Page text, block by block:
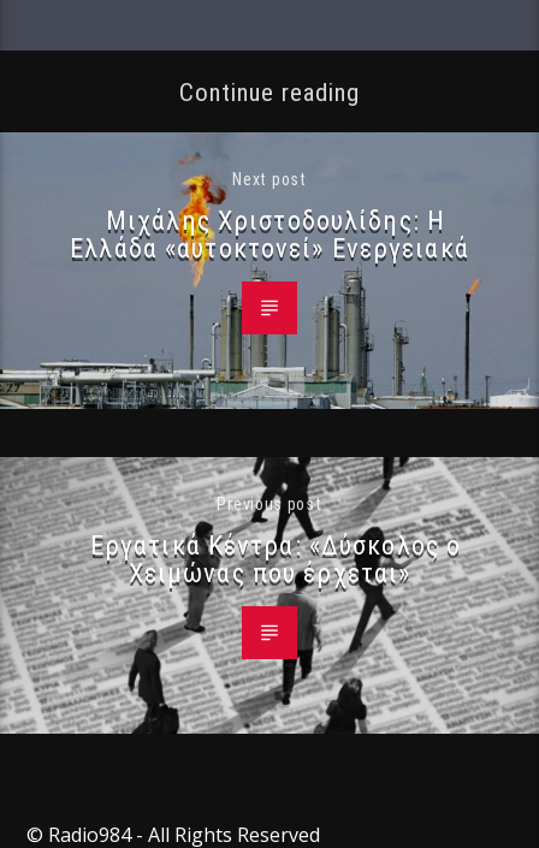
Continue reading
Next post
Μιχάλης Χριστοδουλίδης: Η
Ελλάδα «αυτοκτονεί» Ενεργειακά
Previous post
Εργατικά Κέντρα: «Δύσκολος ο
Χειμώνας που έρχεται»
© Radio984 - All Rights Reserved